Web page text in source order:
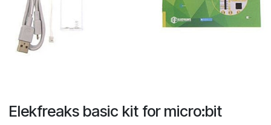
Elekfreaks basic kit for micro:bit